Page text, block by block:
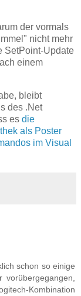
der vormals
nicht mehr
SetPoint-Update
einem
bleibt
des .Net
es die
als Poster
im Visual
schon so einige
Kombination